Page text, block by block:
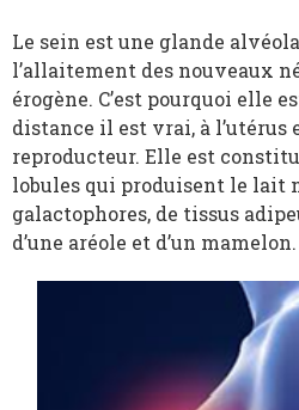
Le sein est une glande
l’allaitement des nouveaux
érogène. C’est pourquoi elle
distance il est vrai, à l’utérus
reproducteur. Elle est
lobules qui produisent le lait
galactophores, de tissus
d’une aréole et d’un mamelon.